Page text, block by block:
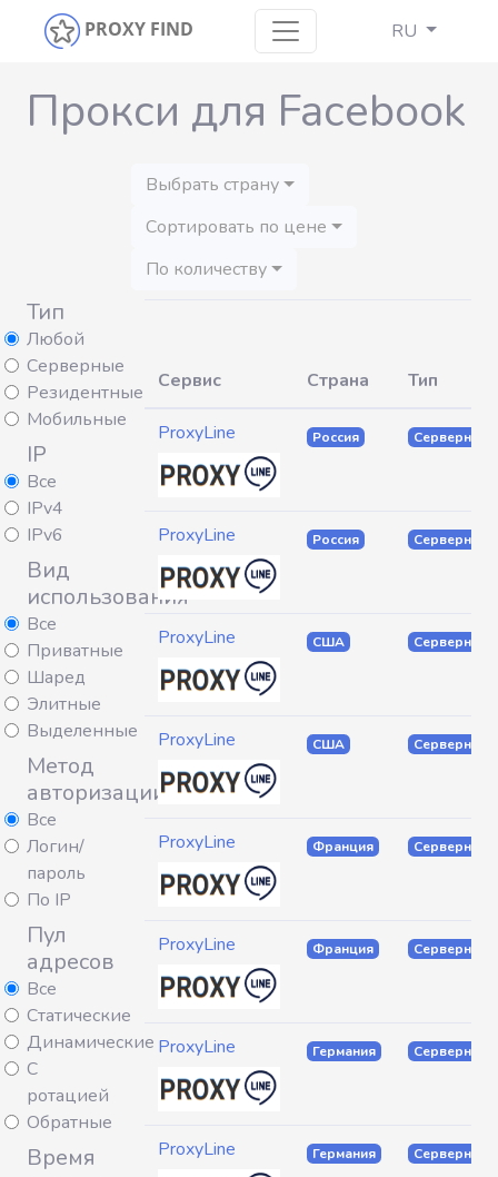
PROXY FIND RU
Прокси для Facebook
Выбрать страну
Сортировать по цене
По количеству
Тип
Любой
Серверные
Резидентные
Мобильные
IP
Все
IPv4
IPv6
Вид
использования
Все
Приватные
Шаред
Элитные
Выделенные
Метод
авторизации
Все
Логин/
пароль
По IP
Пул
адресов
Все
Статические
Динамические
С
ротацией
Обратные
Время
Сервис Страна Тип
ProxyLine Россия Серверные
ProxyLine Россия Серверные
ProxyLine США Серверные
ProxyLine США Серверные
ProxyLine Франция Серверные
ProxyLine Франция Серверные
ProxyLine Германия Серверные
ProxyLine Германия Серверные